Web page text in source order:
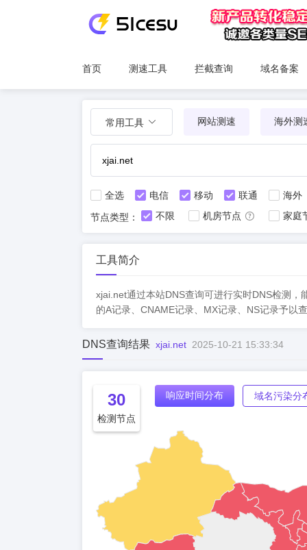
首页 测速工具 拦截查询 域名备案
常用工具 网站测速 海外测
全选 电信 移动 联通
海外
节点类型：
不限 机房节点 家庭
工具简介
xjai.net通过本站DNS查询可进行实时DNS检测
的A记录、CNAME记录、MX记录、NS记录予以
DNS查询结果 xjai.net 2025-10-21 15:33:34
30
检测节点
响应时间分布 域名污染分